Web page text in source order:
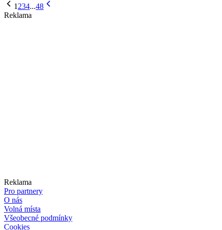
1 234...48
Reklama
Reklama
Pro partnery
O nás
Volná místa
Všeobecné podmínky
Cookies